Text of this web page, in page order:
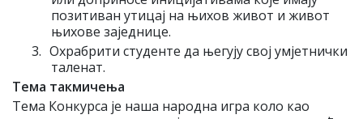
позитиван утицај на њихов живот и живот
њихове заједнице.
3. Охрабрити студенте да његују свој умјетнички
таленат.
Тема такмичења
Тема Конкурса је наша народна игра коло као